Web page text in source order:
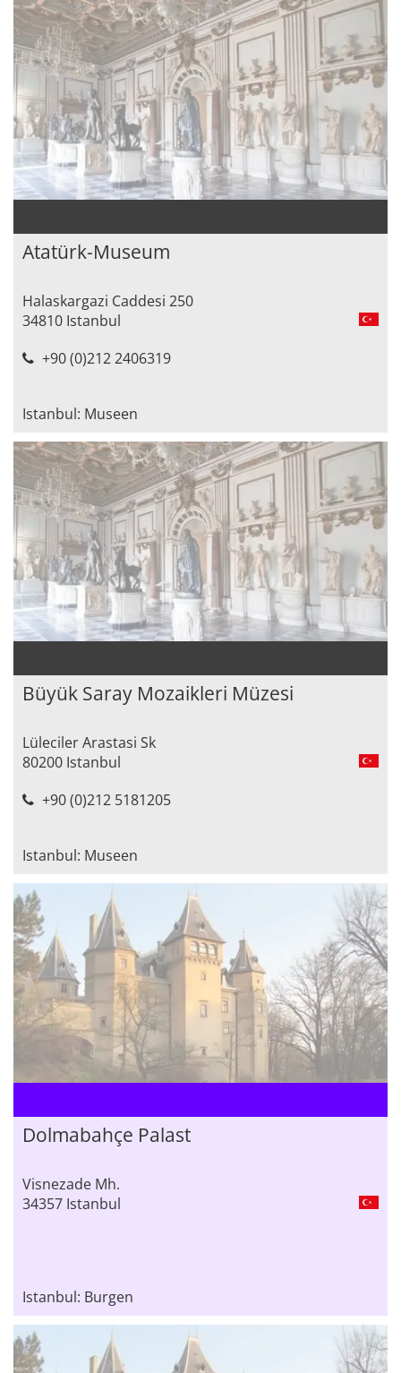
Atatürk-Museum
Halaskargazi Caddesi 250
34810 Istanbul
+90 (0)212 2406319
Istanbul: Museen
Büyük Saray Mozaikleri Müzesi
Lüleciler Arastasi Sk
80200 Istanbul
+90 (0)212 5181205
Istanbul: Museen
Dolmabahçe Palast
Visnezade Mh.
34357 Istanbul
Istanbul: Burgen